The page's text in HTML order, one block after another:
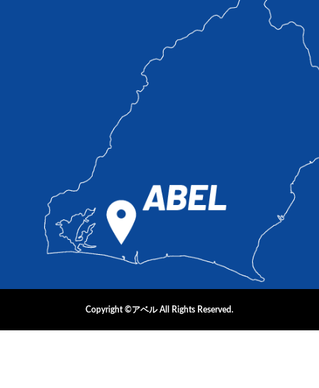
Copyright ©アベル All Rights Reserved.